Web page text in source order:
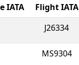
IATA Flight IATA
J26334
MS9304